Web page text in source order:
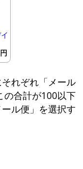
れぞれ「メール
の合計が100以下
ル便」を選択す